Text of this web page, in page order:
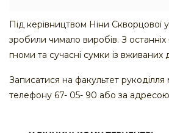
Під керівництвом Ніни Скворцової
зробили чимало виробів. З
гноми та сучасні сумки із вживаних
Записатися на факультет
телефону 67- 05- 90 або за